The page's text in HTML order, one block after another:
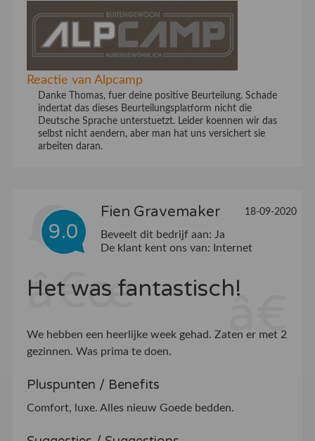
Reactie van Alpcamp
Danke Thomas, fuer deine positive Beurteilung. Schade
indertat das dieses Beurteilungsplatform nicht die
Deutsche Sprache unterstuetzt. Leider koennen wir das
selbst nicht aendern, aber man hat uns versichert sie
arbeiten daran.
9.0
Fien Gravemaker 18-09-2020
Beveelt dit bedrijf aan: Ja
De klant kent ons van:
Internet
Het was fantastisch!
We hebben een heerlijke week gehad. Zaten er met 2
gezinnen. Was prima te doen.
Pluspunten / Benefits
Comfort, luxe. Alles nieuw Goede bedden.